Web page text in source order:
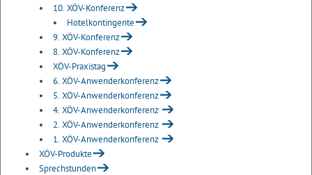
10. XÖV-Konferenz
Hotelkontingente
9. XÖV-Konferenz
8. XÖV-Konferenz
XÖV-Praxistag
6. XÖV-Anwenderkonferenz
5. XÖV-Anwenderkonferenz
4. XÖV-Anwenderkonferenz
2. XÖV-Anwenderkonferenz
1. XÖV-Anwenderkonferenz
XÖV-Produkte
Sprechstunden